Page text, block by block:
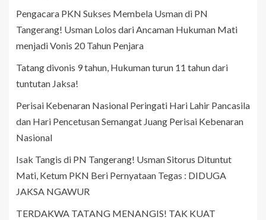
Pengacara PKN Sukses Membela Usman di PN
Tangerang! Usman Lolos dari Ancaman Hukuman Mati
menjadi Vonis 20 Tahun Penjara
Tatang divonis 9 tahun, Hukuman turun 11 tahun dari
tuntutan Jaksa!
Perisai Kebenaran Nasional Peringati Hari Lahir Pancasila
dan Hari Pencetusan Semangat Juang Perisai Kebenaran
Nasional
Isak Tangis di PN Tangerang! Usman Sitorus Dituntut
Mati, Ketum PKN Beri Pernyataan Tegas : DIDUGA
JAKSA NGAWUR
TERDAKWA TATANG MENANGIS! TAK KUAT